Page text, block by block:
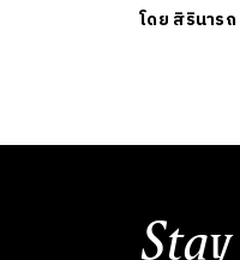
โดย สิรินาร